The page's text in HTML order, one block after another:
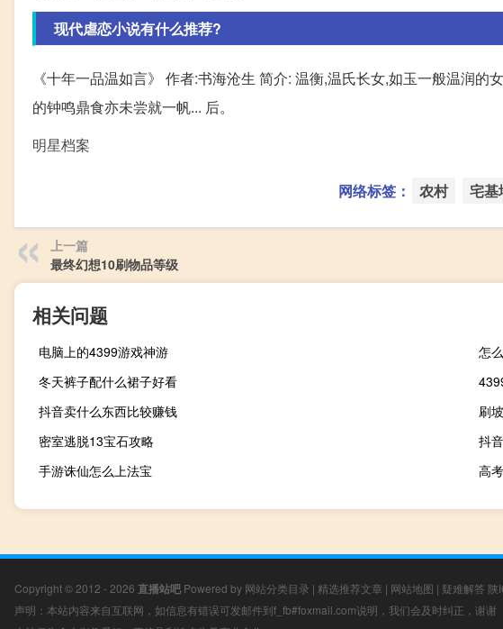
现代虐恋小说有什么推荐?
《十年一品温如言》 作者:书海沧生 简介: 温衡,温氏长女,如玉一般温润
的钟鸣鼎食亦未尝就一帆... 后。
明星档案
网络标签： 农村 宅基
上一篇
最终幻想10刷物品等级
相关问题
电脑上的4399游戏神游
怎
冬天裤子配什么裙子好看
抖音卖什么东西比较赚钱
刷
密室逃脱13宝石攻略
抖
手游诛仙怎么上法宝
高
Copyright © 2012 - 2026 直播站吧 Powered by 网站分类目录 | 精选推荐文章 | 网站地图 | 疑难解答 陕
声明：本站内容来自互联网，如信息有错误可发邮件到f_fb#foxmail.com说明，我们会及时纠正，谢谢